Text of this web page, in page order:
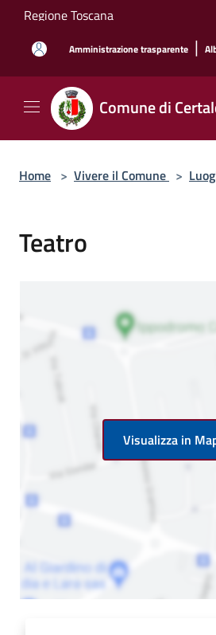
Salta al contenuto principale
Regione Toscana
Amministrazione trasparente |
Comune di
Home > Vivere il Comune >
Teatro
Visualizza in